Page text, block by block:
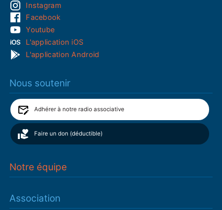
Instagram
Facebook
Youtube
L'application iOS
L'application Android
Nous soutenir
Adhérer à notre radio associative
Faire un don (déductible)
Notre équipe
Association